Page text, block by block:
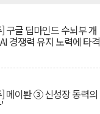
구글 딥마인드 수뇌부 개
경쟁력 유지 노력에 타격
메이퇀 ③ 신성장 동력의
'